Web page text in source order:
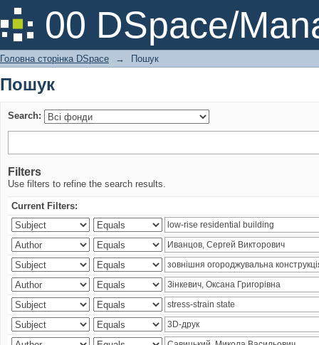
00 DSpace/
Пошук
Головна сторінка DSpace → Пошук
Пошук
Search:
Filters
Use filters to refine the search results.
Current Filters: